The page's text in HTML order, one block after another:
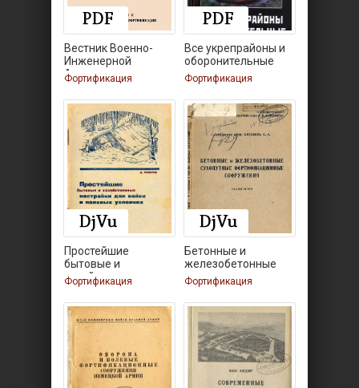
Вестник Военно-
Инженерной
Академии
Фортификация
Все укрепрайоны и
оборонительные
линии
Фортификация
Простейшие
бытовые и
хозяйственные
Фортификация
Бетонные и
железобетонные
сухопутные
Фортификация